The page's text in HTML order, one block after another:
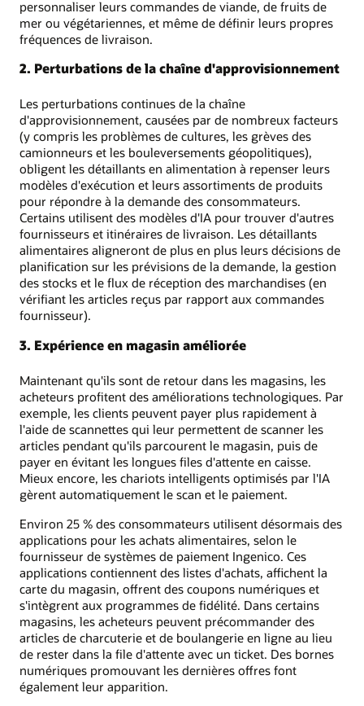
personnaliser leurs commandes de viande, de fruits de
mer ou végétariennes, et même de définir leurs propres
fréquences de livraison.
2. Perturbations de la chaîne d'approvisionnement
Les perturbations continues de la chaîne
d'approvisionnement, causées par de nombreux facteurs
(y compris les problèmes de cultures, les grèves des
camionneurs et les bouleversements géopolitiques),
obligent les détaillants en alimentation à repenser leurs
modèles d'exécution et leurs assortiments de produits
pour répondre à la demande des consommateurs.
Certains utilisent des modèles d'IA pour trouver d'autres
fournisseurs et itinéraires de livraison. Les détaillants
alimentaires aligneront de plus en plus leurs décisions de
planification sur les prévisions de la demande, la gestion
des stocks et le flux de réception des marchandises (en
vérifiant les articles reçus par rapport aux commandes
fournisseur).
3. Expérience en magasin améliorée
Maintenant qu'ils sont de retour dans les magasins, les
acheteurs profitent des améliorations technologiques. Par
exemple, les clients peuvent payer plus rapidement à
l'aide de scannettes qui leur permettent de scanner les
articles pendant qu'ils parcourent le magasin, puis de
payer en évitant les longues files d'attente en caisse.
Mieux encore, les chariots intelligents optimisés par l'IA
gèrent automatiquement le scan et le paiement.
Environ 25 % des consommateurs utilisent désormais des
applications pour les achats alimentaires, selon le
fournisseur de systèmes de paiement Ingenico. Ces
applications contiennent des listes d'achats, affichent la
carte du magasin, offrent des coupons numériques et
s'intègrent aux programmes de fidélité. Dans certains
magasins, les acheteurs peuvent précommander des
articles de charcuterie et de boulangerie en ligne au lieu
de rester dans la file d'attente avec un ticket. Des bornes
numériques promouvant les dernières offres font
également leur apparition.